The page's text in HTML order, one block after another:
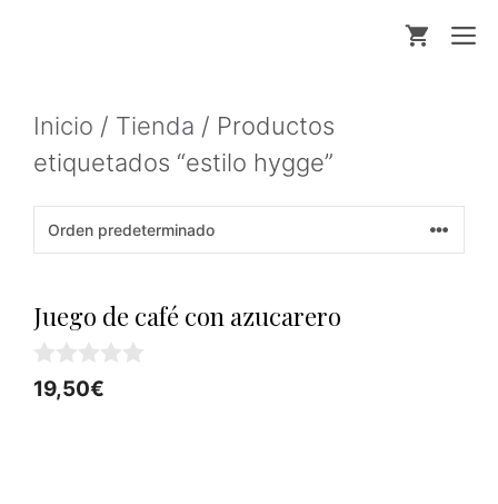
Inicio / Tienda / Productos
etiquetados “estilo hygge”
Juego de café con azucarero
0
d
19,50€